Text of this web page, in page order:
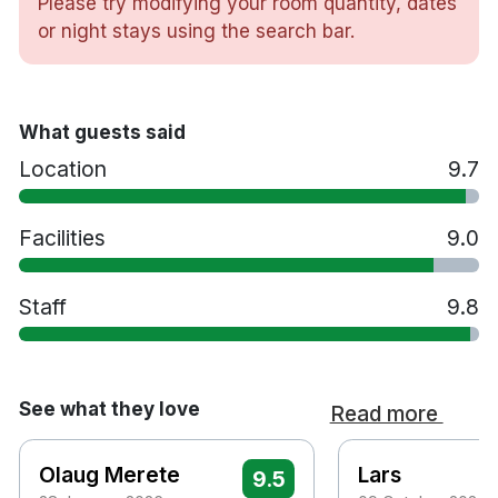
157 rum
Badrockar och tofflor
Gratis WiFi
TV
Hårtork
Vattenkokare
Minibar
Strykjärn/strykbräda på begäran
Lounge
Sen utcheckning mot en avgift - i mån av plats
Husdjur tillåts mot en avgift på 400 NOK per
vistelse
or night stays using the search bar.
What guests said
Location 9.7
Facilities 9.0
Staff 9.8
See what they love Read more
Olaug Merete 9.5 Lars